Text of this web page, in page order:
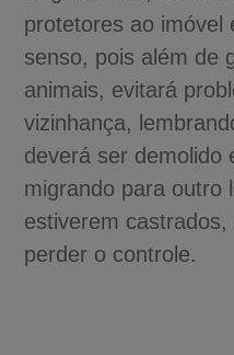
protetores ao imóvel
senso, pois além de
animais, evitará
vizinhança,
deverá ser demolido
migrando para outro
estiverem
perder o controle.